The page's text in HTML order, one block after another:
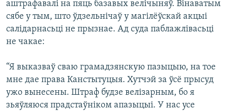
аштрафавалі на пяць базавых велічыняў. Вінаватым
сябе у тым, што ўдзельнічаў у магілёўскай акцыі
салідарнасьці не прызнае. Ад суда паблажлівасьці
не чакае:
“Я выказваў сваю грамадзянскую пазыцыю, на тое
мне дае права Канстытуцыя. Хутчэй за ўсё прысуд
ужо вынесены. Штраф будзе велізарным, бо я
зьяўляюся прадстаўніком апазыцыі. У нас усе